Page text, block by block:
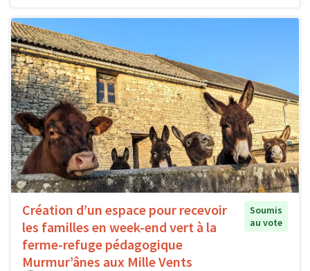
Création d’un espace pour recevoir
les familles en week-end vert à la
ferme-refuge pédagogique
Murmur’ânes aux Mille Vents
Soumis
au vote